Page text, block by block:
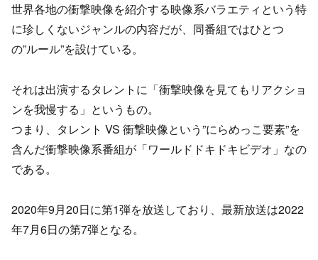
世界各地の衝撃映像を紹介する映像系バラエティという特
に珍しくないジャンルの内容だが、同番組ではひとつ
の”ルール”を設けている。
それは出演するタレントに「衝撃映像を見てもリアクショ
ンを我慢する」というもの。
つまり、タレント VS 衝撃映像という”にらめっこ要素”を
含んだ衝撃映像系番組が「ワールドドキドキビデオ」なの
である。
2020年9月20日に第1弾を放送しており、最新放送は2022
年7月6日の第7弾となる。